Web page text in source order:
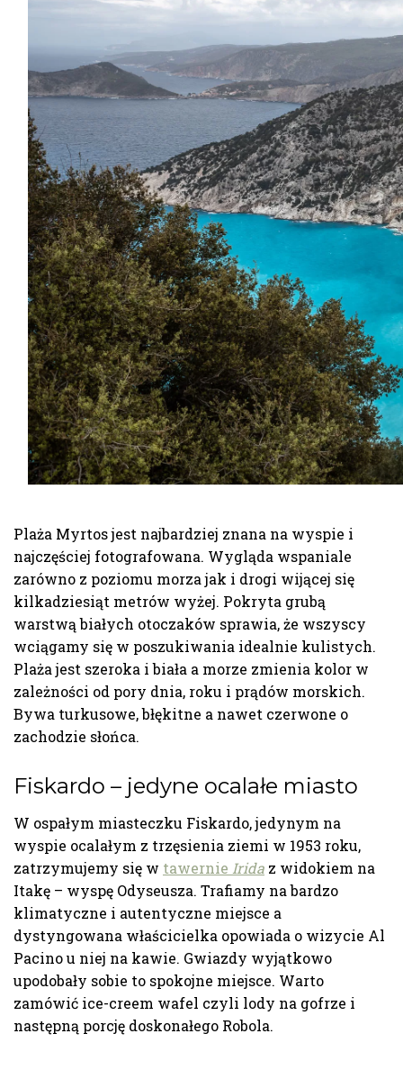
Plaża Myrtos jest najbardziej znana na wyspie i
najczęściej fotografowana. Wygląda wspaniale
zarówno z poziomu morza jak i drogi wijącej się
kilkadziesiąt metrów wyżej. Pokryta grubą
warstwą białych otoczaków sprawia, że wszyscy
wciągamy się w poszukiwania idealnie kulistych.
Plaża jest szeroka i biała a morze zmienia kolor w
zależności od pory dnia, roku i prądów morskich.
Bywa turkusowe, błękitne a nawet czerwone o
zachodzie słońca.
Fiskardo – jedyne ocalałe miasto
W ospałym miasteczku Fiskardo, jedynym na
wyspie ocalałym z trzęsienia ziemi w 1953 roku,
zatrzymujemy się w tawernie Irida z widokiem na
Itakę – wyspę Odyseusza. Trafiamy na bardzo
klimatyczne i autentyczne miejsce a
dystyngowana właścicielka opowiada o wizycie Al
Pacino u niej na kawie. Gwiazdy wyjątkowo
upodobały sobie to spokojne miejsce. Warto
zamówić ice-creem wafel czyli lody na gofrze i
następną porcję doskonałego Robola.